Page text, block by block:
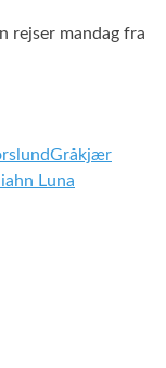
rejser mandag fra
Gråkjær
Luna